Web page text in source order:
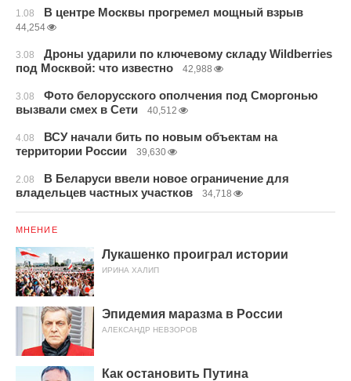
1.08 В центре Москвы прогремел мощный взрыв
44,254
3.08
Дроны ударили по ключевому складу Wildberries
под Москвой: что известно
42,988
3.08
Фото белорусского ополчения под Сморгонью
вызвали смех в Сети
40,512
4.08
ВСУ начали бить по новым объектам на
территории России
39,630
2.08
В Беларуси ввели новое ограничение для
владельцев частных участков
34,718
МНЕНИЕ
Лукашенко проиграл истории
ИРИНА ХАЛИП
Эпидемия маразма в России
АЛЕКСАНДР НЕВЗОРОВ
Как остановить Путина